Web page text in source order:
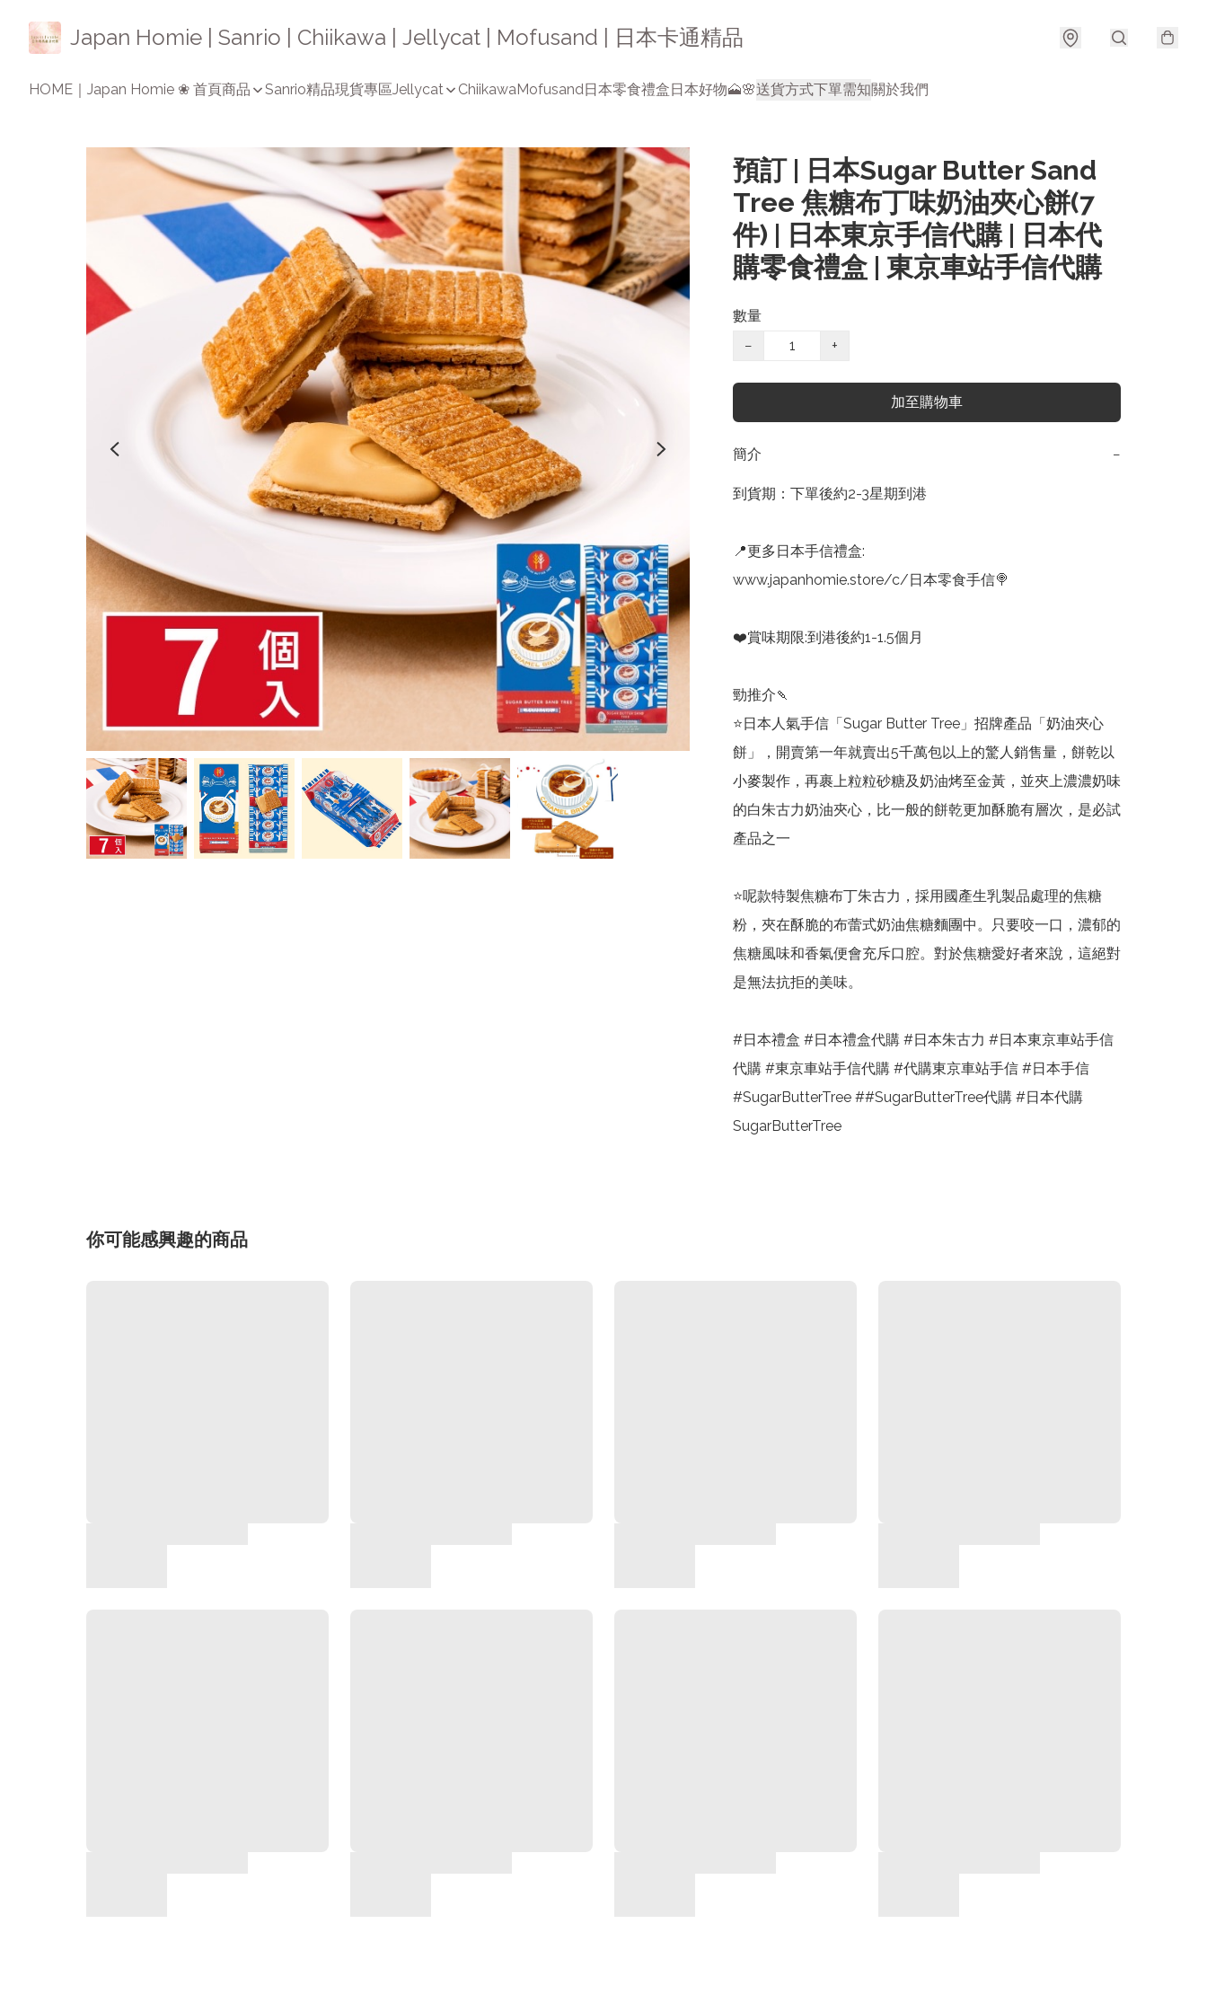
Japan Homie | Sanrio | Chiikawa | Jellycat | Mofusand | 日本卡通精品
HOME｜Japan Homie ❀ 首頁商品 Sanrio精品現貨專區Jellycat ChiikawaMofusand日本零食禮盒日本好物🗻🌸送貨方式下單需知關於我們
預訂 | 日本Sugar Butter Sand
Tree 焦糖布丁味奶油夾心餅(7
件) | 日本東京手信代購 | 日本代
購零食禮盒 | 東京車站手信代購
數量
−
+
加至購物車
簡介 −
到貨期：下單後約2-3星期到港
📍更多日本手信禮盒:
www.japanhomie.store/c/日本零食手信🍭
❤️賞味期限:到港後約1-1.5個月
勁推介🍡
⭐️日本人氣手信「Sugar Butter Tree」招牌產品「奶油夾心
餅」，開賣第一年就賣出5千萬包以上的驚人銷售量，餅乾以
小麥製作，再裹上粒粒砂糖及奶油烤至金黃，並夾上濃濃奶味
的白朱古力奶油夾心，比一般的餅乾更加酥脆有層次，是必試
產品之一
⭐️呢款特製焦糖布丁朱古力，採用國產生乳製品處理的焦糖
粉，夾在酥脆的布蕾式奶油焦糖麵團中。只要咬一口，濃郁的
焦糖風味和香氣便會充斥口腔。對於焦糖愛好者來說，這絕對
是無法抗拒的美味。
#日本禮盒 #日本禮盒代購 #日本朱古力 #日本東京車站手信
代購 #東京車站手信代購 #代購東京車站手信 #日本手信
#SugarButterTree ##SugarButterTree代購 #日本代購
SugarButterTree
你可能感興趣的商品